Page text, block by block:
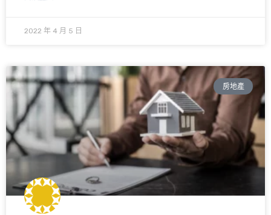
2022 年 4 月 5 日
房地產